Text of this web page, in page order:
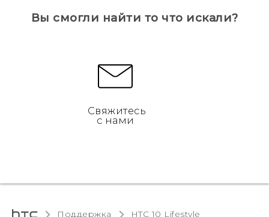
Вы смогли найти то что искали?
Свяжитесь
с нами
Поддержка HTC 10 Lifestyle‎